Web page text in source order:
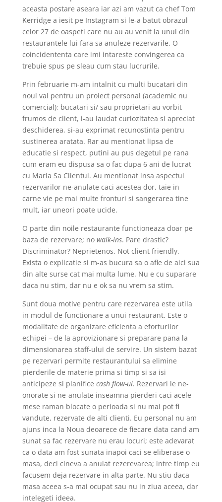
aceasta postare aseara iar azi am vazut ca chef Tom
Kerridge a iesit pe Instagram si le-a batut obrazul
celor 27 de oaspeti care nu au au venit la unul din
restaurantele lui fara sa anuleze rezervarile. O
coincidententa care imi intareste convingerea ca
trebuie spus pe sleau cum stau lucrurile.
Prin februarie m-am intalnit cu multi bucatari din
noul val pentru un proiect personal (academic nu
comercial); bucatari si/ sau proprietari au vorbit
frumos de client, i-au laudat curiozitatea si apreciat
deschiderea, si-au exprimat recunostinta pentru
sustinerea aratata. Rar au mentionat lipsa de
educatie si respect, putini au pus degetul pe rana
cum eram eu dispusa sa o fac dupa 6 ani de lucrat
cu Maria Sa Clientul. Au mentionat insa aspectul
rezervarilor ne-anulate caci acestea dor, taie in
carne vie pe mai multe fronturi si sangerarea tine
mult, iar uneori poate ucide.
O parte din noile restaurante functioneaza doar pe
baza de rezervare; no walk-ins. Pare drastic?
Discriminator? Neprietenos. Not client friendly.
Exista o explicatie si m-as bucura sa o afle de aici sua
din alte surse cat mai multa lume. Nu e cu suparare
daca nu stim, dar nu e ok sa nu vrem sa stim.
Sunt doua motive pentru care rezervarea este utila
in modul de functionare a unui restaurant. Este o
modalitate de organizare eficienta a eforturilor
echipei – de la aprovizionare si preparare pana la
dimensionarea staff-ului de servire. Un sistem bazat
pe rezervari permite restaurantului sa elimine
pierderile de materie prima si timp si sa isi
anticipeze si planifice cash flow-ul. Rezervari le ne-
onorate si ne-anulate inseamna pierderi caci acele
mese raman blocate o perioada si nu mai pot fi
vandute, rezervate de alti clienti. Eu personal nu am
ajuns inca la Noua deoarece de fiecare data cand am
sunat sa fac rezervare nu erau locuri; este adevarat
ca o data am fost sunata inapoi caci se eliberase o
masa, deci cineva a anulat rezerevarea; intre timp eu
facusem deja rezervare in alta parte. Nu stiu daca
masa aceea s-a mai ocupat sau nu in ziua aceea, dar
intelegeti ideea.